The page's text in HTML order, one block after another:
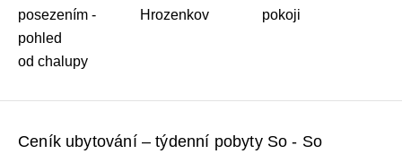
posezením -
pohled
od chalupy
Hrozenkov
pokoji
Ceník ubytování – týdenní pobyty So - So